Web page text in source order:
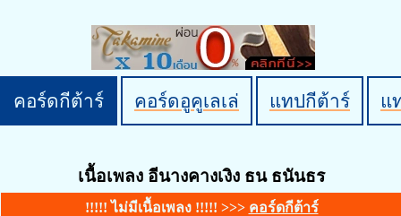
คอร์ดกีต้าร์ คอร์ดอูคูเลเล่ แทปกีต้าร์ แ
เนื้อเพลง อีนางคางเงิง ธน ธนันธร
!!!!! ไม่มีเนื้อเพลง !!!!! >>> คอร์ดกีต้าร์